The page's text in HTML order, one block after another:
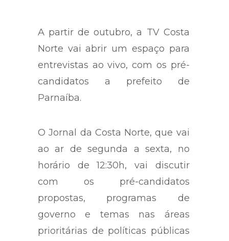
A partir de outubro, a TV Costa
Norte vai abrir um espaço para
entrevistas ao vivo, com os pré-
candidatos a prefeito de
Parnaíba.
O Jornal da Costa Norte, que vai
ao ar de segunda a sexta, no
horário de 12:30h, vai discutir
com os pré-candidatos
propostas, programas de
governo e temas nas áreas
prioritárias de políticas públicas